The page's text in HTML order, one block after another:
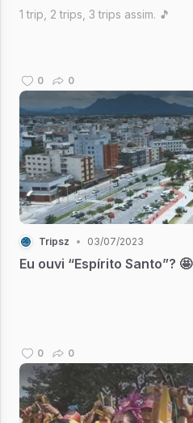
1 trip, 2 trips, 3 trips assim. 🎵
0 0
Tripsz • 03/07/2023
Eu ouvi “Espírito Santo”? 🤩
0 0